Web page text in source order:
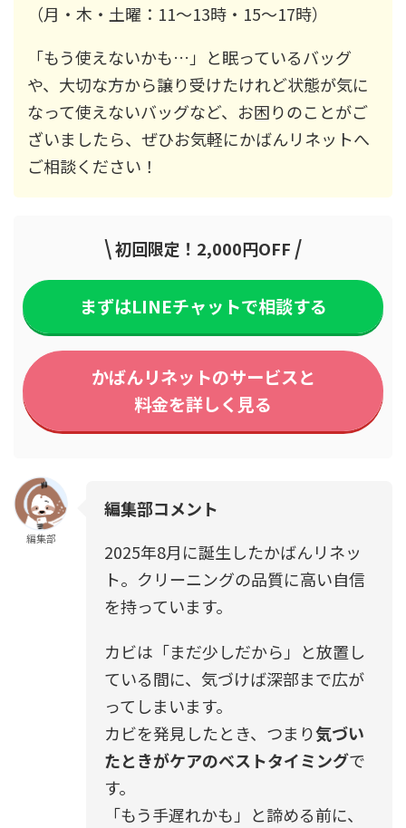
（月・木・土曜：11〜13時・15〜17時）
「もう使えないかも…」と眠っているバッグ
や、大切な方から譲り受けたけれど状態が気に
なって使えないバッグなど、お困りのことがご
ざいましたら、ぜひお気軽にかばんリネットへ
ご相談ください！
\初回限定！2,000円OFF /
まずはLINEチャットで相談する
かばんリネットのサービスと
料金を詳しく見る
編集部
編集部コメント
2025年8月に誕生したかばんリネッ
ト。クリーニングの品質に高い自信
を持っています。
カビは「まだ少しだから」と放置し
ている間に、気づけば深部まで広が
ってしまいます。
カビを発見したとき、つまり気づい
たときがケアのベストタイミングで
す。
「もう手遅れかも」と諦める前に、